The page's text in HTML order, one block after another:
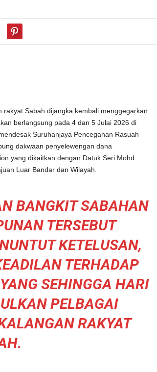
rakyat Sabah dijangka kembali menggegarkan
berlangsung pada 4 dan 5 Julai 2026 di
Suruhanjaya Pencegahan Rasuah
dakwaan penyelewengan dana
yang dikaitkan dengan Datuk Seri Mohd
Luar Bandar dan Wilayah.
BANGKIT SABAHAN
TERSEBUT
KETELUSAN,
TERHADAP
SEHINGGA HARI
PELBAGAI
RAKYAT